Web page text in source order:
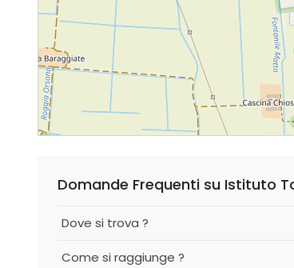
Domande Frequenti su Istituto
Dove si trova ?
Come si raggiunge ?